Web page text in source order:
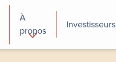
À
propos
Investisseurs